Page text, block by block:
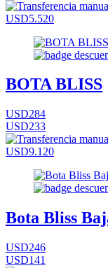
USD5.520
BOTA BLISS
USD284
USD233
USD9.120
Bota Bliss
USD246
USD141